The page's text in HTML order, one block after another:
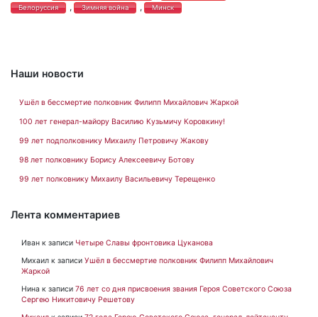
Белоруссия , Зимняя война , Минск
Наши новости
Ушёл в бессмертие полковник Филипп Михайлович Жаркой
100 лет генерал-майору Василию Кузьмичу Коровкину!
99 лет подполковнику Михаилу Петровичу Жакову
98 лет полковнику Борису Алексеевичу Ботову
99 лет полковнику Михаилу Васильевичу Терещенко
Лента комментариев
Иван к записи Четыре Славы фронтовика Цуканова
Михаил к записи Ушёл в бессмертие полковник Филипп Михайлович
Жаркой
Нина к записи 76 лет со дня присвоения звания Героя Советского Союза
Сергею Никитовичу Решетову